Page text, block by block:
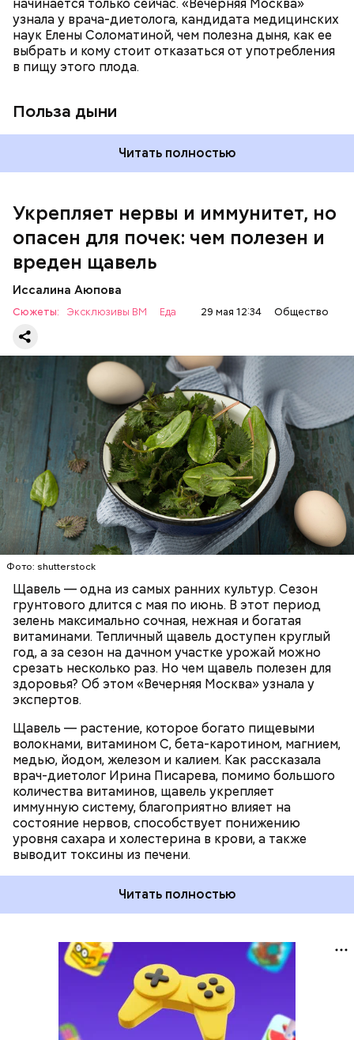
начинается только сейчас. «Вечерняя Москва»
узнала у врача-диетолога, кандидата медицинских
наук Елены Соломатиной, чем полезна дыня, как ее
выбрать и кому стоит отказаться от употребления
в пищу этого плода.
Польза дыни
Читать полностью
Укрепляет нервы и иммунитет, но
опасен для почек: чем полезен и
вреден щавель
Иссалина Аюпова
Сюжеты: Эксклюзивы ВМ Еда 29 мая 12:34 Общество
Фото: shutterstock
Щавель — одна из самых ранних культур. Сезон
грунтового длится с мая по июнь. В этот период
зелень максимально сочная, нежная и богатая
витаминами. Тепличный щавель доступен круглый
год, а за сезон на дачном участке урожай можно
срезать несколько раз. Но чем щавель полезен для
здоровья? Об этом «Вечерняя Москва» узнала у
экспертов.
Щавель — растение, которое богато пищевыми
волокнами, витамином С, бета-каротином, магнием,
медью, йодом, железом и калием. Как рассказала
врач-диетолог Ирина Писарева, помимо большого
количества витаминов, щавель укрепляет
иммунную систему, благоприятно влияет на
состояние нервов, способствует понижению
уровня сахара и холестерина в крови, а также
выводит токсины из печени.
Опасность же щавеля состоит в том, что он
содержит большое количество щавелевой кислоты,
которая может способствовать образованию
— Если человек уже болеет мочекаменной
болезнью, щавель ему не рекомендуется. При
артрите, гастрите, холецистите, синдроме
раздраженного кишечника, язвах и панкреатите
продукт тоже лучше исключить из рациона, —
предупредила врач. — Он может привести к
повышению кислотности желудка и раздражать
слизистые оболочки.
По мнению специалиста, здоровому человеку
достаточно включать щавель в рацион несколько
раз в месяц. В небольших количествах в свежем
Читать полностью
ЗДОРОВЬЕ ВРАЧИ
РАСТЕНИЯ
ПРОДУКТЫ